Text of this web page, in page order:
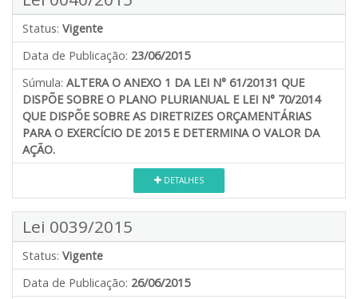
Status: Vigente
Data de Publicação: 23/06/2015
Súmula: ALTERA O ANEXO 1 DA LEI N° 61/20131 QUE
DISPÕE SOBRE O PLANO PLURIANUAL E LEI N° 70/2014
QUE DISPÕE SOBRE AS DIRETRIZES ORÇAMENTÁRIAS
PARA O EXERCÍCIO DE 2015 E DETERMINA O VALOR DA
AÇÃO.
DETALHES
Lei 0039/2015
Status: Vigente
Data de Publicação: 26/06/2015